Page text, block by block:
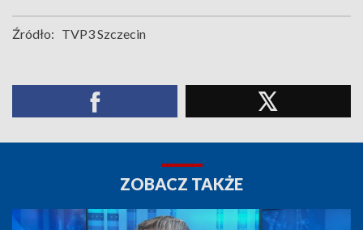
Źródło: TVP3 Szczecin
ZOBACZ TAKŻE